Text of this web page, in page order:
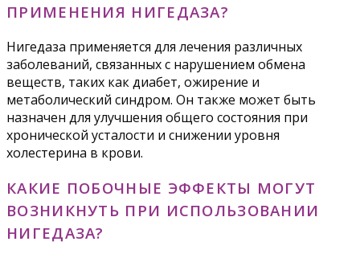
ПРИМЕНЕНИЯ НИГЕДАЗА?
Нигедаза применяется для лечения различных
заболеваний, связанных с нарушением обмена
веществ, таких как диабет, ожирение и
метаболический синдром. Он также может быть
назначен для улучшения общего состояния при
хронической усталости и снижении уровня
холестерина в крови.
КАКИЕ ПОБОЧНЫЕ ЭФФЕКТЫ МОГУТ
ВОЗНИКНУТЬ ПРИ ИСПОЛЬЗОВАНИИ
НИГЕДАЗА?